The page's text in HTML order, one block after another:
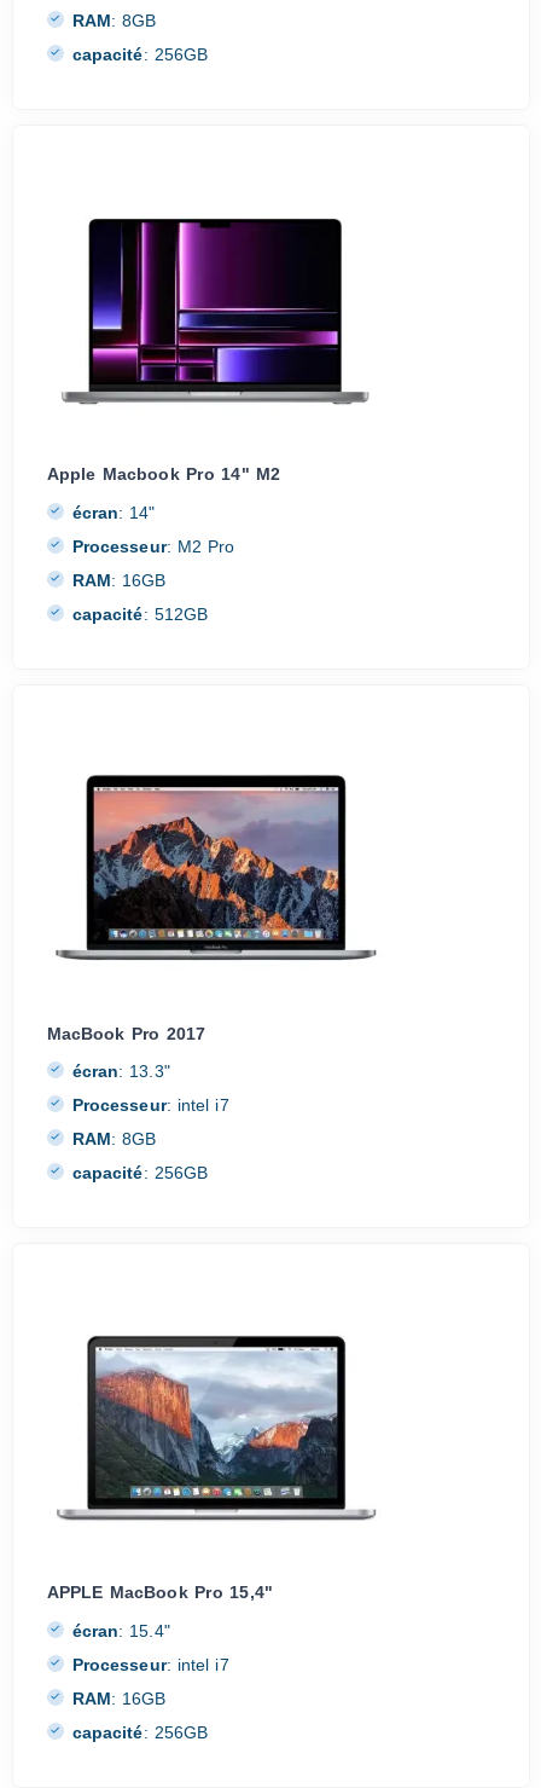
RAM: 8GB
capacité: 256GB
Apple Macbook Pro 14" M2
écran: 14"
Processeur: M2 Pro
RAM: 16GB
capacité: 512GB
MacBook Pro 2017
écran: 13.3"
Processeur: intel i7
RAM: 8GB
capacité: 256GB
APPLE MacBook Pro 15,4"
écran: 15.4"
Processeur: intel i7
RAM: 16GB
capacité: 256GB